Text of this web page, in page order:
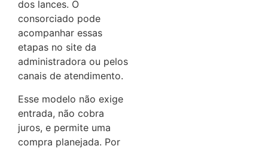
dos lances. O
consorciado pode
acompanhar essas
etapas no site da
administradora ou pelos
canais de atendimento.
Esse modelo não exige
entrada, não cobra
juros, e permite uma
compra planejada. Por